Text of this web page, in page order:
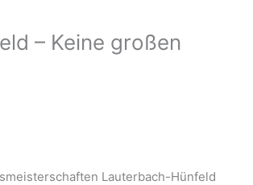
– Keine großen
Lauterbach-Hünfeld